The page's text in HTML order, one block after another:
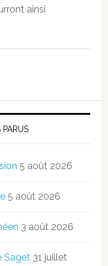
ainsi
PARUS
5 août 2026
5 août 2026
3 août 2026
Saget 31 juillet